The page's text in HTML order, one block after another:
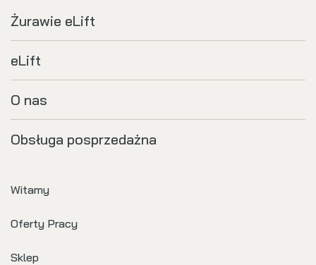
Żurawie eLift
eLift
O nas
Obsługa posprzedażna
Witamy
Oferty Pracy
Sklep